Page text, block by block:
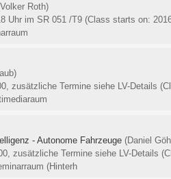
Roth)
Uhr im SR 051 /T9 (Class starts on:
zusätzliche Termine siehe LV-Details
- Autonome Fahrzeuge (Daniel
zusätzliche Termine siehe LV-Details
(Hinterh